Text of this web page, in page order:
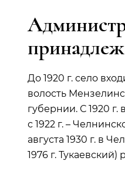
До 1920 г. село
волость
губернии. С 1920 г.
с 1922 г. –
августа 1930 г. в
1976 г. Тукаевский)